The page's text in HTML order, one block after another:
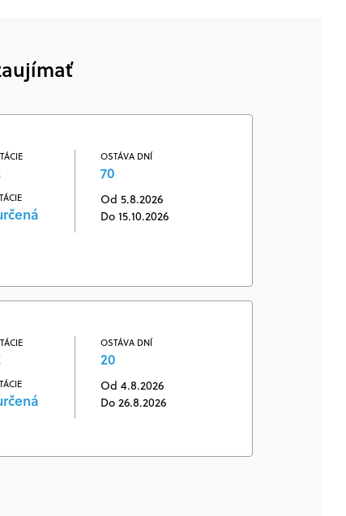
OSTÁVA DNÍ
70
Od 5.8.2026
Do 15.10.2026
OSTÁVA DNÍ
20
Od 4.8.2026
Do 26.8.2026